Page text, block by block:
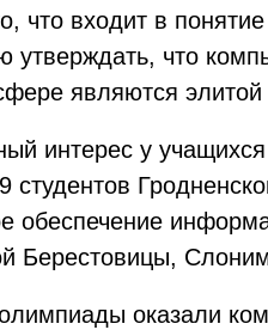
входит в
что
являются
интерес у
обеспечение
Берестовицы,
оказали